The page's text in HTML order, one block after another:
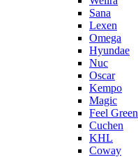
Sana
Lexen
Omega
Hyundae
Nuc
Oscar
Kempo
Magic
Feel Green
Cuchen
KHL
Coway